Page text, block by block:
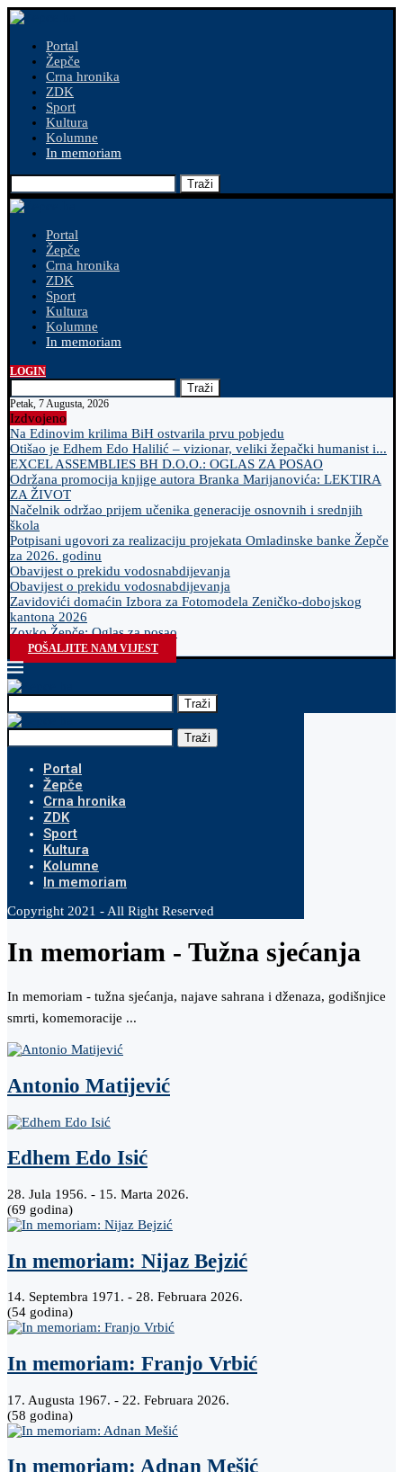
Portal
Žepče
Crna hronika
ZDK
Sport
Kultura
Kolumne
In memoriam
Traži
Portal
Žepče
Crna hronika
ZDK
Sport
Kultura
Kolumne
In memoriam
LOGIN
Traži
Petak, 7 Augusta, 2026
Izdvojeno
Na Edinovim krilima BiH ostvarila prvu pobjedu
Otišao je Edhem Edo Halilić – vizionar, veliki žepački humanist i...
EXCEL ASSEMBLIES BH D.O.O.: OGLAS ZA POSAO
Održana promocija knjige autora Branka Marijanovića: LEKTIRA
ZA ŽIVOT
Načelnik održao prijem učenika generacije osnovnih i srednjih
škola
Potpisani ugovori za realizaciju projekata Omladinske banke Žepče
za 2026. godinu
Obavijest o prekidu vodosnabdijevanja
Obavijest o prekidu vodosnabdijevanja
Zavidovići domaćin Izbora za Fotomodela Zeničko-dobojskog
kantona 2026
Zovko Žepče: Oglas za posao
POŠALJITE NAM VIJEST
Traži
Traži
Portal
Žepče
Crna hronika
ZDK
Sport
Kultura
Kolumne
In memoriam
Copyright 2021 - All Right Reserved
In memoriam - Tužna sjećanja
In memoriam - tužna sjećanja, najave sahrana i dženaza, godišnjice
smrti, komemoracije ...
Antonio Matijević
Edhem Edo Isić
28. Jula 1956. - 15. Marta 2026.
(69 godina)
In memoriam: Nijaz Bejzić
14. Septembra 1971. - 28. Februara 2026.
(54 godina)
In memoriam: Franjo Vrbić
17. Augusta 1967. - 22. Februara 2026.
(58 godina)
In memoriam: Adnan Mešić